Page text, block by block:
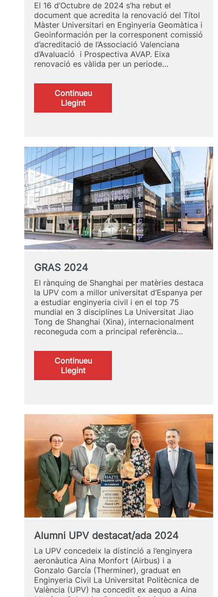
El 16 d’Octubre de 2024 s’ha rebut el
document que acredita la renovació del Títol
Màster Universitari en Enginyeria Geomàtica i
Geoinformación per la corresponent comissió
d’acreditació de l’Associació Valenciana
d’Avaluació i Prospectiva AVAP. Eixa
renovació es vàlida per un periode…
Continueu
Llegint:
Acreditació
Màster
GRAS 2024
El rànquing de Shanghai per matèries destaca
la UPV com a millor universitat d’Espanya per
a estudiar enginyeria civil i en el top 75
mundial en 3 disciplines La Universitat Jiao
Tong de Shanghai (Xina), internacionalment
reconeguda com a principal referència…
Continueu
Llegint:
GRAS
Alumni UPV destacat/ada 2024
La UPV concedeix la distinció a l’enginyera
aeronàutica Aina Monfort (Airbus) i a
Gonzalo García (Therminer), graduat en
Enginyeria Civil La Universitat Politècnica de
València (UPV) ha concedit ex aequo a Aina